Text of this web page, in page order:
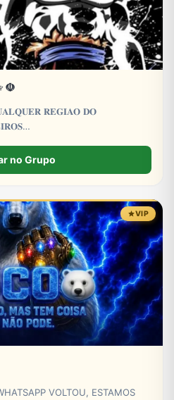
𝐑𝐄𝐆𝐈𝐀𝐎 𝐃𝐎
𝐃𝐄 18 𝐀𝐍𝐎𝐒
no Grupo
VIP
VOLTOU, ESTAMOS